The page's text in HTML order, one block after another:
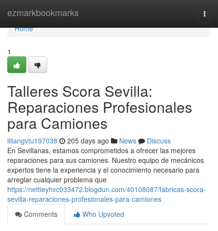
ezmarkbookmarks
Home
Home
1
Talleres Scora Sevilla:
Reparaciones Profesionales
para Camiones
liliangvtu197038 205 days ago News
Discuss
En Sevillanas, estamos comprometidos a ofrecer las mejores
reparaciones para sus camiones. Nuestro equipo de mecánicos
expertos tiene la experiencia y el conocimiento necesario para
arreglar cualquier problema que
https://nettieyhxc033472.blogdun.com/40108087/fábricas-scora-
sevilla-reparaciones-profesionales-para-camiones
Comments
Who Upvoted